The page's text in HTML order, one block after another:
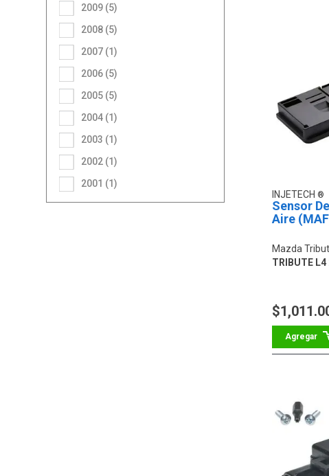
2001 (1)
2002 (1)
2003 (1)
2004 (1)
2005 (5)
2006 (5)
2007 (1)
2008 (5)
2009 (5)
INJETECH
Sensor
Aire
Mazda
TRIBUTE L4